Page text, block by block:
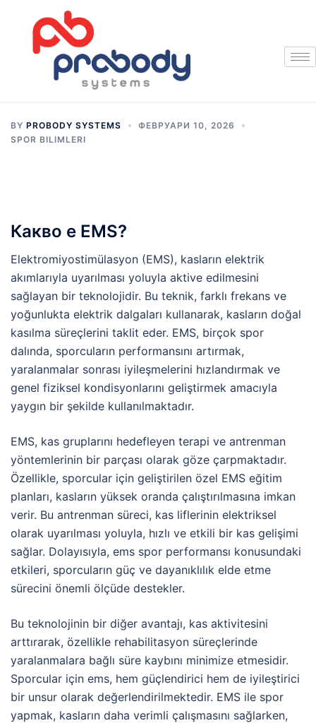
BY PROBODY SYSTEMS
ФЕВРУАРИ 10, 2026
SPOR BILIMLERI
Какво е EMS?
Elektromiyostimülasyon (EMS), kasların elektrik
akımlarıyla uyarılması yoluyla aktive edilmesini
sağlayan bir teknolojidir. Bu teknik, farklı frekans ve
yoğunlukta elektrik dalgaları kullanarak, kasların doğal
kasılma süreçlerini taklit eder. EMS, birçok spor
dalında, sporcuların performansını artırmak,
yaralanmalar sonrası iyileşmelerini hızlandırmak ve
genel fiziksel kondisyonlarını geliştirmek amacıyla
yaygın bir şekilde kullanılmaktadır.
EMS, kas gruplarını hedefleyen terapi ve antrenman
yöntemlerinin bir parçası olarak göze çarpmaktadır.
Özellikle, sporcular için geliştirilen özel EMS eğitim
planları, kasların yüksek oranda çalıştırılmasına imkan
verir. Bu antrenman süreci, kas liflerinin elektriksel
olarak uyarılması yoluyla, hızlı ve etkili bir kas gelişimi
sağlar. Dolayısıyla, ems spor performansı konusundaki
etkileri, sporcuların güç ve dayanıklılık elde etme
sürecini önemli ölçüde destekler.
Bu teknolojinin bir diğer avantajı, kas aktivitesini
arttırarak, özellikle rehabilitasyon süreçlerinde
yaralanmalara bağlı süre kaybını minimize etmesidir.
Sporcular için ems, hem güçlendirici hem de iyileştirici
bir unsur olarak değerlendirilmektedir. EMS ile spor
yapmak, kasların daha verimli çalışmasını sağlarken,